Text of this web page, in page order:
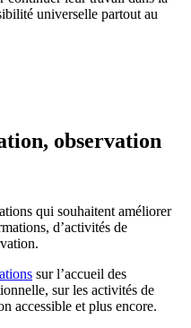
universelle partout au
observation
qui souhaitent améliorer
d’activités de
sur l’accueil des
sur les activités de
accessible et plus encore.